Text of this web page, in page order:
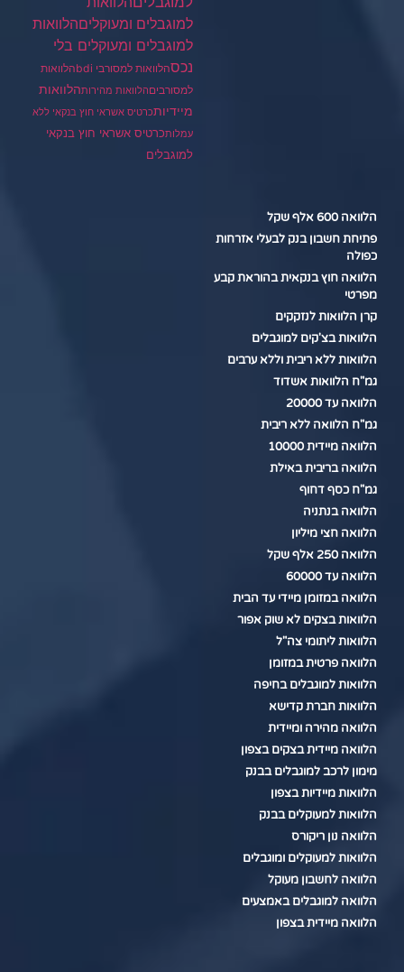
למוגבלים ומעוקליםהלוואות
למוגבלים ומעוקלים בלי
נכסהלוואות למסורבי bdi
הלוואות
למסורביםהלוואות מהירותהלוואות
מיידיותכרטיס אשראי חוץ בנקאי ללא
עמלותכרטיס אשראי חוץ בנקאי
למוגבלים
הלוואה 600 אלף שקל
פתיחת חשבון בנק לבעלי אזרחות
כפולה
הלוואה חוץ בנקאית בהוראת קבע
מפרטי
קרן הלוואות לנזקקים
הלוואות בצ'קים למוגבלים
הלוואות ללא ריבית וללא ערבים
גמ"ח הלוואות אשדוד
הלוואה עד 20000
גמ"ח הלוואה ללא ריבית
הלוואה מיידית 10000
הלוואה בריבית באילת
גמ"ח כסף דחוף
הלוואה בנתניה
הלוואה חצי מיליון
הלוואה 250 אלף שקל
הלוואה עד 60000
הלוואה במזומן מיידי עד הבית
הלוואות בצקים לא שוק אפור
הלוואות ליתומי צה"ל
הלוואה פרטית במזומן
הלוואות למוגבלים בחיפה
הלוואות חברת קדישא
הלוואה מהירה ומיידית
הלוואה מיידית בצקים בצפון
מימון לרכב למוגבלים בבנק
הלוואות מיידיות בצפון
הלוואות למעוקלים בבנק
הלוואה נון ריקורס
הלוואות למעוקלים ומוגבלים
הלוואה לחשבון מעוקל
הלוואה למוגבלים באמצעים
הלוואה מיידית בצפון